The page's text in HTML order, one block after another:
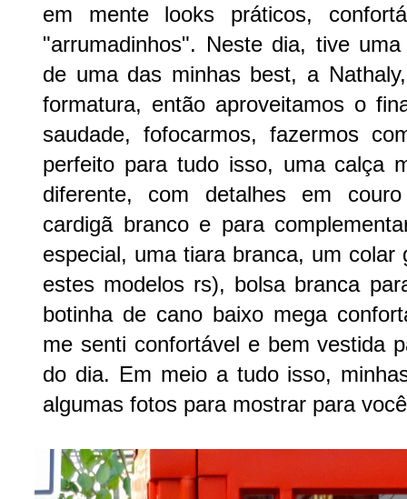
em mente looks práticos,
"arrumadinhos". Neste dia, tive
de uma das minhas best, a
formatura, então aproveitamos o
saudade, fofocarmos, fazermos
perfeito para tudo isso, uma calça
diferente, com detalhes em
cardigã branco e para
especial, uma tiara branca, um
estes modelos rs), bolsa branca
botinha de cano baixo mega
me senti confortável e bem vestida
do dia. Em meio a tudo isso,
algumas fotos para mostrar para